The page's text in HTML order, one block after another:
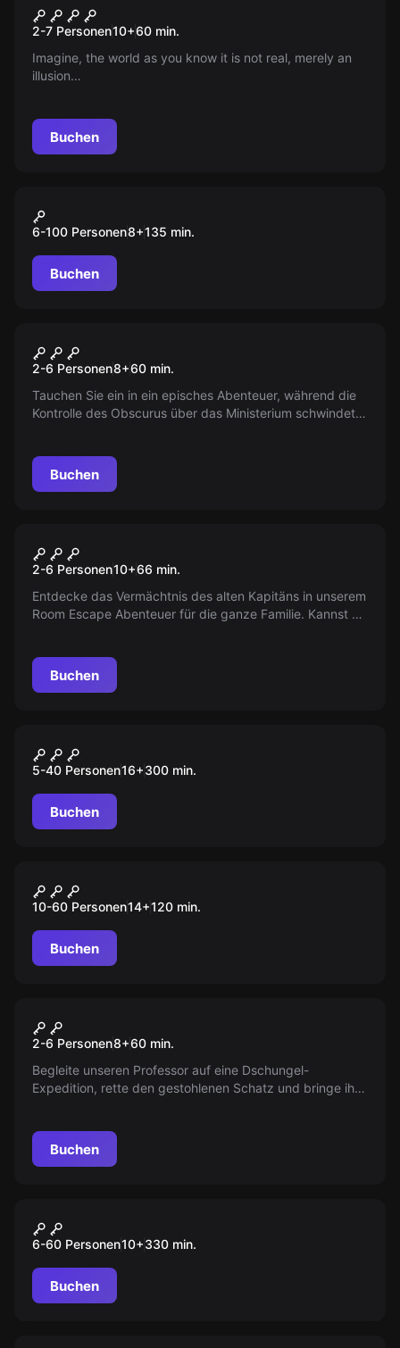
Neu
Fiction Escape
2-7 Personen10+60 min.
Imagine, the world as you know it is not real, merely an
illusion…
Buchen
"GREEN" City Tour Düsseldorf
6-100 Personen8+135 min.
Buchen
Obscurus – Die Rettung der
Magischen Welt
2-6 Personen8+60 min.
Tauchen Sie ein in ein episches Abenteuer, während die
Kontrolle des Obscurus über das Ministerium schwindet.
Zukunft der magischen Welt liegt in Ihren Händen!
Buchen
Das Vermächtnis des
Kapitäns
2-6 Personen10+66 min.
Entdecke das Vermächtnis des alten Kapitäns in unserem
Room Escape Abenteuer für die ganze Familie. Kannst du
Buchen
“ESCAPE” Tour Düsseldorf
5-40 Personen16+300 min.
Buchen
Taskforce 172
10-60 Personen14+120 min.
Buchen
Die Dschungel-Expedition
2-6 Personen8+60 min.
Begleite unseren Professor auf eine Dschungel-
Expedition, rette den gestohlenen Schatz und bringe ihn
Buchen
„CLASSIC“ Tour Düsseldorf
6-60 Personen10+330 min.
Buchen